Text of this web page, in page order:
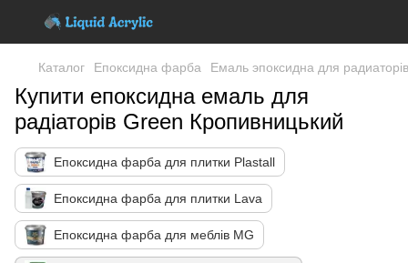
Каталог Епоксидна фарба Емаль эпоксидна для
Купити епоксидна емаль для
радіаторів Green Кропивницький
Епоксидна фарба для плитки Plastall
Епоксидна фарба для плитки Lava
Епоксидна фарба для меблів MG